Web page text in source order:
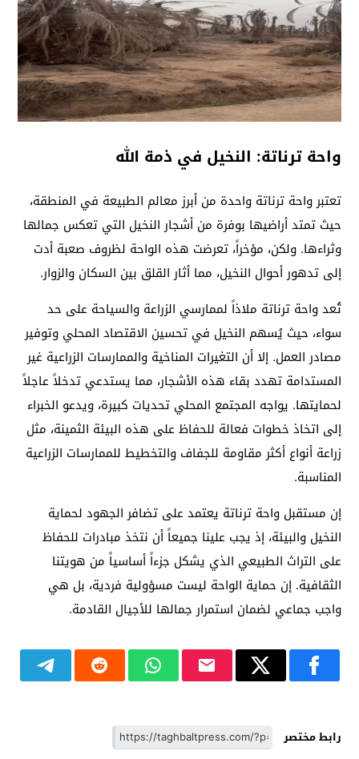
واحة ترناتة: النخيل في ذمة الله
تعتبر واحة ترناتة واحدة من أبرز معالم الطبيعة في المنطقة،
حيث تمتد أراضيها بوفرة من أشجار النخيل التي تعكس جمالها
وثراءها. ولكن، مؤخراً، تعرضت هذه الواحة لظروف صعبة أدت
إلى تدهور أحوال النخيل، مما أثار القلق بين السكان والزوار.
تُعد واحة ترناتة ملاذاً لممارسي الزراعة والسياحة على حد
سواء، حيث يُسهم النخيل في تحسين الاقتصاد المحلي وتوفير
مصادر العمل. إلا أن التغيرات المناخية والممارسات الزراعية غير
المستدامة تهدد بقاء هذه الأشجار، مما يستدعي تدخلاً عاجلاً
لحمايتها. يواجه المجتمع المحلي تحديات كبيرة، ويدعو الخبراء
إلى اتخاذ خطوات فعالة للحفاظ على هذه البيئة الثمينة، مثل
زراعة أنواع أكثر مقاومة للجفاف والتخطيط للممارسات الزراعية
المناسبة.
إن مستقبل واحة ترناتة يعتمد على تضافر الجهود لحماية
النخيل والبيئة، إذ يجب علينا جميعاً أن نتخذ مبادرات للحفاظ
على التراث الطبيعي الذي يشكل جزءاً أساسياً من هويتنا
الثقافية. إن حماية الواحة ليست مسؤولية فردية، بل هي
واجب جماعي لضمان استمرار جمالها للأجيال القادمة.
رابط مختصر